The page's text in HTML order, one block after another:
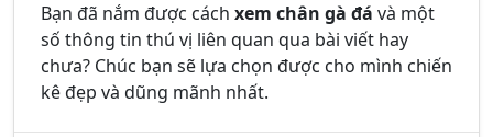
Bạn đã nắm được cách xem chân gà đá và một
số thông tin thú vị liên quan qua bài viết hay
chưa? Chúc bạn sẽ lựa chọn được cho mình chiến
kê đẹp và dũng mãnh nhất.